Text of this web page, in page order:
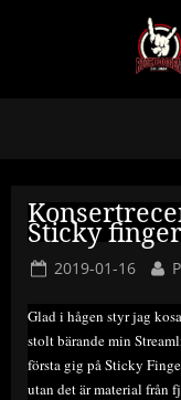
Sticky
Posted
2019-01-16
Glad i hågen styr jag
stolt bärande min
första gig på Sticky
utan det är material från